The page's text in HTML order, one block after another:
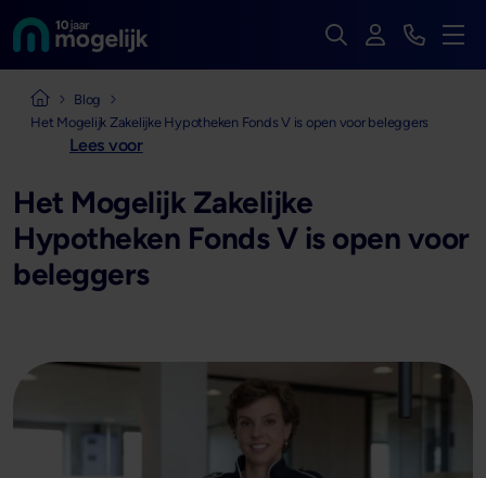
Naar de homepage van Zoek op de hele
InloggenBekijk
Menu
Naar de homepage van Mogelijk Vastgoedfinancieringen
Blog
Het Mogelijk Zakelijke Hypotheken Fonds V is open voor beleggers
Lees voor
Het Mogelijk Zakelijke
Hypotheken Fonds V is open voor
beleggers